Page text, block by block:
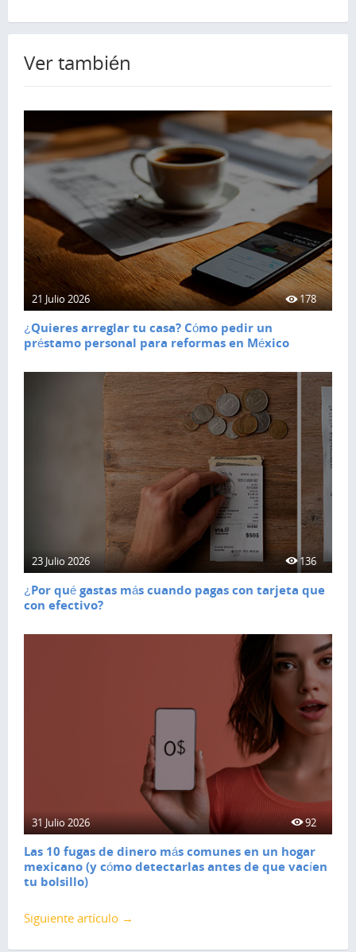
Ver también
21 Julio 2026 178
¿Quieres arreglar tu casa? Cómo pedir un
préstamo personal para reformas en México
23 Julio 2026 136
¿Por qué gastas más cuando pagas con tarjeta que
con efectivo?
31 Julio 2026 92
Las 10 fugas de dinero más comunes en un hogar
mexicano (y cómo detectarlas antes de que vacíen
tu bolsillo)
Siguiente artículo →